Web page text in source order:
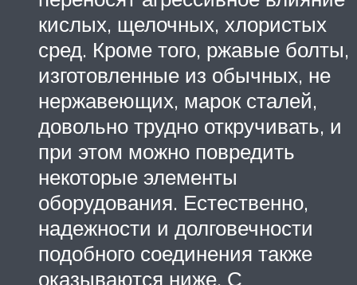
кислых, щелочных, хлористых
сред. Кроме того, ржавые болты,
изготовленные из обычных, не
нержавеющих, марок сталей,
довольно трудно откручивать, и
при этом можно повредить
некоторые элементы
оборудования. Естественно,
надежности и долговечности
подобного соединения также
оказываются ниже. С